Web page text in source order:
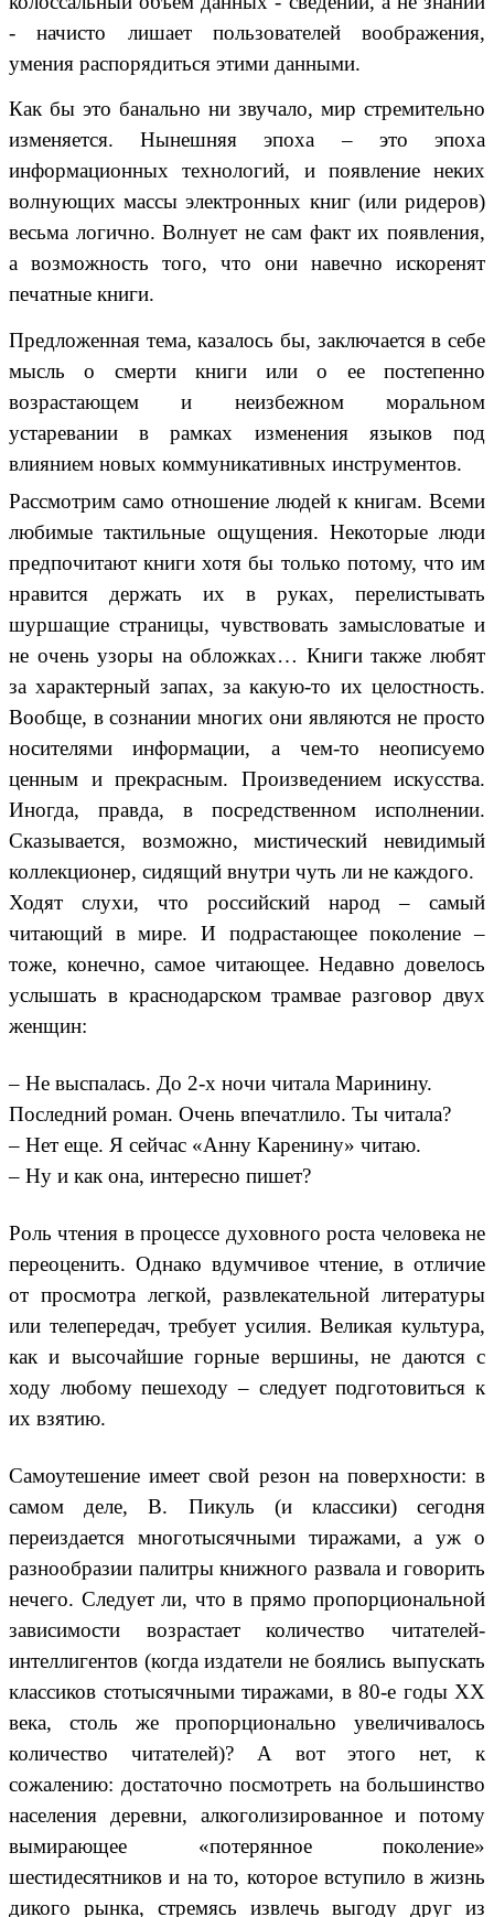
- начисто лишает пользователей воображения,
умения распорядиться этими данными.
Как бы это банально ни звучало, мир стремительно
изменяется. Нынешняя эпоха – это эпоха
информационных технологий, и появление неких
волнующих массы электронных книг (или ридеров)
весьма логично. Волнует не сам факт их появления,
а возможность того, что они навечно искоренят
печатные книги.
Предложенная тема, казалось бы, заключается в себе
мысль о смерти книги или о ее постепенно
возрастающем и неизбежном моральном
устаревании в рамках изменения языков под
влиянием новых коммуникативных инструментов.
Рассмотрим само отношение людей к книгам. Всеми
любимые тактильные ощущения. Некоторые люди
предпочитают книги хотя бы только потому, что им
нравится держать их в руках, перелистывать
шуршащие страницы, чувствовать замысловатые и
не очень узоры на обложках… Книги также любят
за характерный запах, за какую-то их целостность.
Вообще, в сознании многих они являются не просто
носителями информации, а чем-то неописуемо
ценным и прекрасным. Произведением искусства.
Иногда, правда, в посредственном исполнении.
Сказывается, возможно, мистический невидимый
коллекционер, сидящий внутри чуть ли не каждого.
Ходят слухи, что российский народ – самый
читающий в мире. И подрастающее поколение –
тоже, конечно, самое читающее. Недавно довелось
услышать в краснодарском трамвае разговор двух
женщин:
– Не выспалась. До 2-х ночи читала Маринину.
Последний роман. Очень впечатлило. Ты читала?
– Нет еще. Я сейчас «Анну Каренину» читаю.
– Ну и как она, интересно пишет?
Роль чтения в процессе духовного роста человека не
переоценить. Однако вдумчивое чтение, в отличие
от просмотра легкой, развлекательной литературы
или телепередач, требует усилия. Великая культура,
как и высочайшие горные вершины, не даются с
ходу любому пешеходу – следует подготовиться к
их взятию.
Самоутешение имеет свой резон на поверхности: в
самом деле, В. Пикуль (и классики) сегодня
переиздается многотысячными тиражами, а уж о
разнообразии палитры книжного развала и говорить
нечего. Следует ли, что в прямо пропорциональной
зависимости возрастает количество читателей-
интеллигентов (когда издатели не боялись выпускать
классиков стотысячными тиражами, в 80-е годы XX
века, столь же пропорционально увеличивалось
количество читателей)? А вот этого нет, к
сожалению: достаточно посмотреть на большинство
населения деревни, алкоголизированное и потому
вымирающее «потерянное поколение»
шестидесятников и на то, которое вступило в жизнь
дикого рынка, стремясь извлечь выгоду друг из